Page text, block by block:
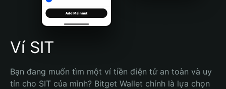
Português (Brasil)
Español (Argentina)
Ví SIT
Bạn đang muốn tìm một ví tiền điện tử an toàn và uy
tín cho SIT của mình? Bitget Wallet chính là lựa chọn